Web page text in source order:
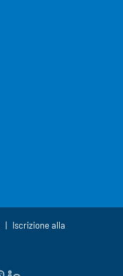
Iscrizione alla